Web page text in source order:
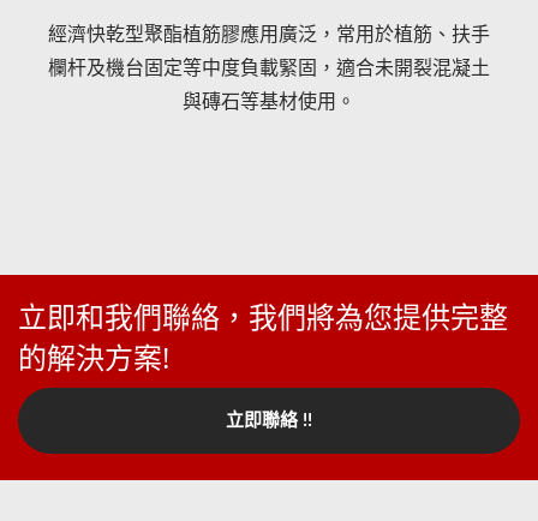
經濟快乾型聚酯植筋膠應用廣泛，常用於植筋、扶手
欄杆及機台固定等中度負載緊固，適合未開裂混凝土
與磚石等基材使用。
立即和我們聯絡，我們將為您提供完整
的解決方案!
立即聯絡 !!